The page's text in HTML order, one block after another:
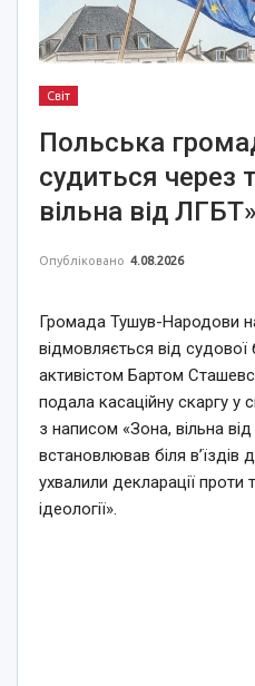
Світ
Польська
судиться через
вільна від ЛГБТ»
Опубліковано 4.08.2026
Громада Тушув-Народови
відмовляється від
активістом Бартом
подала касаційну скаргу у
з написом «Зона, вільна
встановлював біля в’їздів
ухвалили декларації проти
ідеології».